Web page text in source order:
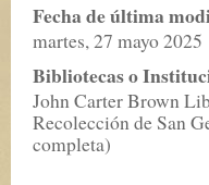
Fecha de última
martes, 27 mayo 2025
Bibliotecas o
John Carter Brown
Recolección de San
completa)